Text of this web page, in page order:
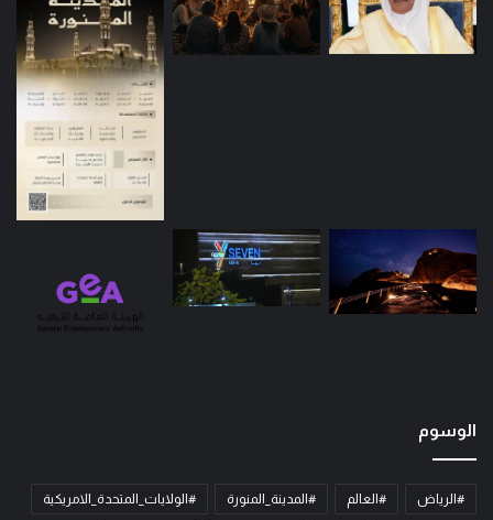
الوسوم
#الرياض #العالم #المدينة_المنورة #الولايات_المتحدة_الامريكية